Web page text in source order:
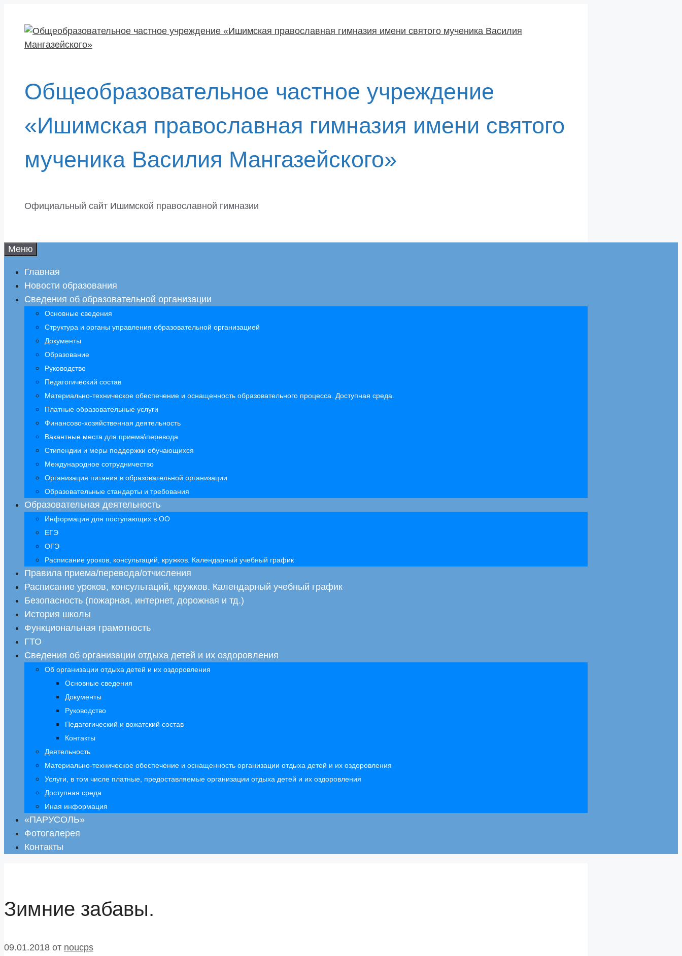
содержимому
Общеобразовательное частное учреждение
«Ишимская православная гимназия имени святого
мученика Василия Мангазейского»
Официальный сайт Ишимской православной гимназии
Меню
Главная
Новости образования
Сведения об образовательной организации
Основные сведения
Структура и органы управления образовательной организацией
Документы
Образование
Руководство
Педагогический состав
Материально-техническое обеспечение и оснащенность образовательного процесса. Доступная среда.
Платные образовательные услуги
Финансово-хозяйственная деятельность
Вакантные места для приема\перевода
Стипендии и меры поддержки обучающихся
Международное сотрудничество
Организация питания в образовательной организации
Образовательные стандарты и требования
Образовательная деятельность
Информация для поступающих в ОО
ЕГЭ
ОГЭ
Расписание уроков, консультаций, кружков. Календарный учебный график
Правила приема/перевода/отчисления
Расписание уроков, консультаций, кружков. Календарный учебный график
Безопасность (пожарная, интернет, дорожная и тд.)
История школы
Функциональная грамотность
ГТО
Сведения об организации отдыха детей и их оздоровления
Об организации отдыха детей и их оздоровления
Основные сведения
Документы
Руководство
Педагогический и вожатский состав
Контакты
Деятельность
Материально-техническое обеспечение и оснащенность организации отдыха детей и их оздоровления
Услуги, в том числе платные, предоставляемые организации отдыха детей и их оздоровления
Доступная среда
Иная информация
«ПАРУСОЛЬ»
Фотогалерея
Контакты
Зимние забавы.
09.01.2018 от noucps